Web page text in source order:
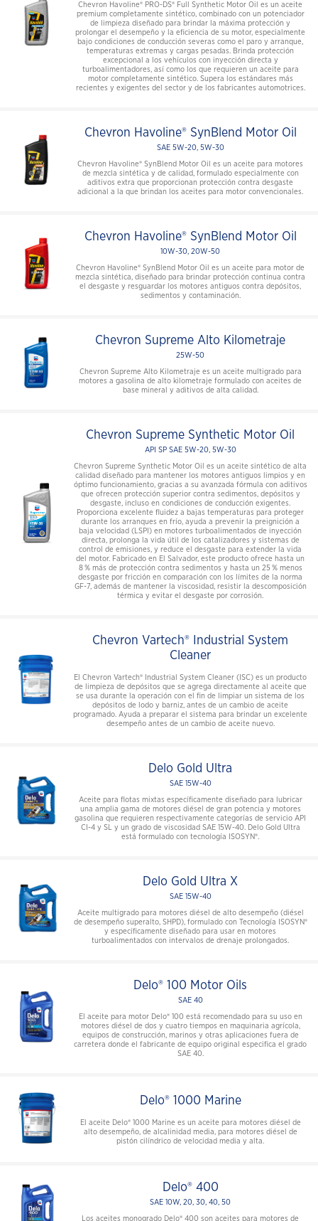
Chevron Havoline® PRO-DS® Full Synthetic Motor Oil es un aceite
premium completamente sintético, combinado con un potenciador
de limpieza diseñado para brindar la máxima protección y
prolongar el desempeño y la eficiencia de su motor, especialmente
bajo condiciones de conducción severas como el paro y arranque,
temperaturas extremas y cargas pesadas. Brinda protección
excepcional a los vehículos con inyección directa y
turboalimentadores, así como los que requieren un aceite para
motor completamente sintético. Supera los estándares más
recientes y exigentes del sector y de los fabricantes automotrices.
Chevron Havoline® SynBlend Motor Oil
SAE 5W-20, 5W-30
Chevron Havoline® SynBlend Motor Oil es un aceite para motores
de mezcla sintética y de calidad, formulado especialmente con
aditivos extra que proporcionan protección contra desgaste
adicional a la que brindan los aceites para motor convencionales.
Chevron Havoline® SynBlend Motor Oil
10W-30, 20W-50
Chevron Havoline® SynBlend Motor Oil es un aceite para motor de
mezcla sintética, diseñado para brindar protección continua contra
el desgaste y resguardar los motores antiguos contra depósitos,
sedimentos y contaminación.
Chevron Supreme Alto Kilometraje
25W-50
Chevron Supreme Alto Kilometraje es un aceite multigrado para
motores a gasolina de alto kilometraje formulado con aceites de
base mineral y aditivos de alta calidad.
Chevron Supreme Synthetic Motor Oil
API SP SAE 5W-20, 5W-30
Chevron Supreme Synthetic Motor Oil es un aceite sintético de alta
calidad diseñado para mantener los motores antiguos limpios y en
óptimo funcionamiento, gracias a su avanzada fórmula con aditivos
que ofrecen protección superior contra sedimentos, depósitos y
desgaste, incluso en condiciones de conducción exigentes.
Proporciona excelente fluidez a bajas temperaturas para proteger
durante los arranques en frío, ayuda a prevenir la preignición a
baja velocidad (LSPI) en motores turboalimentados de inyección
directa, prolonga la vida útil de los catalizadores y sistemas de
control de emisiones, y reduce el desgaste para extender la vida
del motor. Fabricado en El Salvador, este producto ofrece hasta un
8 % más de protección contra sedimentos y hasta un 25 % menos
desgaste por fricción en comparación con los límites de la norma
GF-7, además de mantener la viscosidad, resistir la descomposición
térmica y evitar el desgaste por corrosión.
Chevron Vartech® Industrial System
Cleaner
El Chevron Vartech® Industrial System Cleaner (ISC) es un producto
de limpieza de depósitos que se agrega directamente al aceite que
se usa durante la operación con el fin de limpiar un sistema de los
depósitos de lodo y barniz, antes de un cambio de aceite
programado. Ayuda a preparar el sistema para brindar un excelente
desempeño antes de un cambio de aceite nuevo.
Delo Gold Ultra
SAE 15W-40
Aceite para flotas mixtas específicamente diseñado para lubricar
una amplia gama de motores diésel de gran potencia y motores
gasolina que requieren respectivamente categorías de servicio API
CI-4 y SL y un grado de viscosidad SAE 15W-40. Delo Gold Ultra
está formulado con tecnología ISOSYN®.
Delo Gold Ultra X
SAE 15W-40
Aceite multigrado para motores diésel de alto desempeño (diésel
de desempeño superalto, SHPD), formulado con Tecnología ISOSYN®
y específicamente diseñado para usar en motores
turboalimentados con intervalos de drenaje prolongados.
Delo® 100 Motor Oils
SAE 40
El aceite para motor Delo® 100 está recomendado para su uso en
motores diésel de dos y cuatro tiempos en maquinaria agrícola,
equipos de construcción, marinos y otras aplicaciones fuera de
carretera donde el fabricante de equipo original especifica el grado
SAE 40.
Delo® 1000 Marine
El aceite Delo® 1000 Marine es un aceite para motores diésel de
alto desempeño, de alcalinidad media, para motores diésel de
pistón cilíndrico de velocidad media y alta.
Delo® 400
SAE 10W, 20, 30, 40, 50
Los aceites monogrado Delo® 400 son aceites para motores de